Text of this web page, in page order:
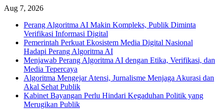
Skip
content
Aug 7, 2026
Perang Algoritma AI Makin Kompleks, Publik Diminta
Verifikasi Informasi Digital
Pemerintah Perkuat Ekosistem Media Digital Nasional
Hadapi Perang Algoritma AI
Menjawab Perang Algoritma AI dengan Etika, Verifikasi, dan
Media Tepercaya
Algoritma Mengejar Atensi, Jurnalisme Menjaga Akurasi dan
Akal Sehat Publik
Kabinet Bayangan Perlu Hindari Kegaduhan Politik yang
Merugikan Publik